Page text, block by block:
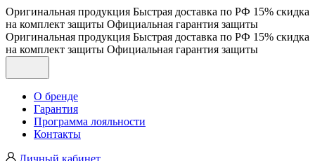
Оригинальная продукция Быстрая доставка по РФ 15% скидка
на комплект защиты Официальная гарантия защиты
Оригинальная продукция Быстрая доставка по РФ 15% скидка
на комплект защиты Официальная гарантия защиты
О бренде
Гарантия
Программа лояльности
Контакты
Личный кабинет